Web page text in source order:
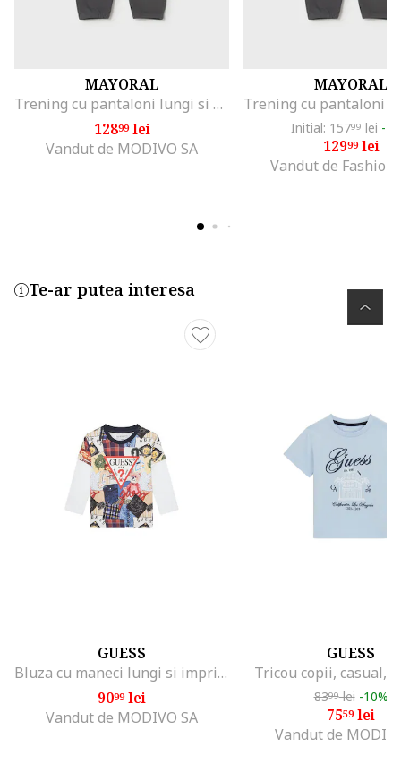
MAYORAL
Trening cu pantaloni lungi si decolteu la baza gatului, Gri/Grej
12899lei
Vandut de MODIVO SA
MAYORAL
Initial: 15799 lei -
12999lei
Vandut de Fashion
Te-ar putea interesa
GUESS
Bluza cu maneci lungi si imprimeu
9099lei
Vandut de MODIVO SA
GUESS
Tricou copii, casual,
8399lei -10%
7559lei
Vandut de